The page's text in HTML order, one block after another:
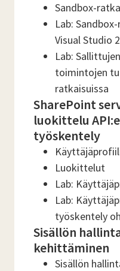
Sandbox-
Lab:
Visual Studio
Lab:
toimintojen
ratkaisuissa
SharePoint
luokittelu
työskentely
Luokittelut
Lab:
Lab:
työskentely
Sisällön
kehittäminen
Sisällön